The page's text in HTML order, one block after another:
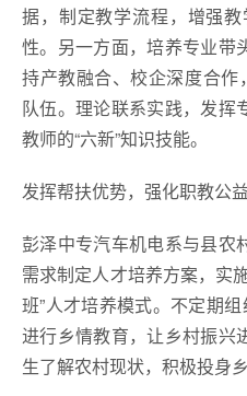
据，制定教学流程，增强
性。另一方面，培养专业带
持产教融合、校企深度合作
队伍。理论联系实践，发挥
教师的“六新”知识技能。
发挥帮扶优势，强化职教公
彭泽中专汽车机电系与县农
需求制定人才培养方案，实
班”人才培养模式。不定期
进行乡情教育，让乡村振兴
生了解农村现状，积极投身